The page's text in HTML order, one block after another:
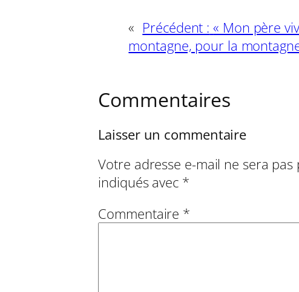
« Précédent : « Mon père
montagne, pour la
Commentaires
Laisser un commentaire
Votre adresse e-mail ne sera pas
indiqués avec *
Commentaire *